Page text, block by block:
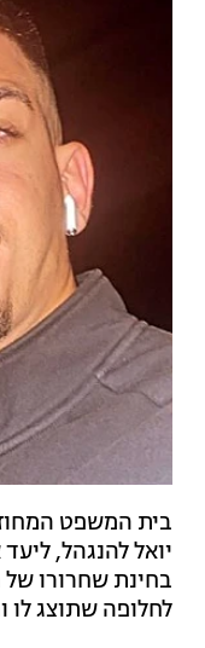
בית המשפט
יואל להנגהל,
בחינת שחרורו
לחלופה שתוצג לו